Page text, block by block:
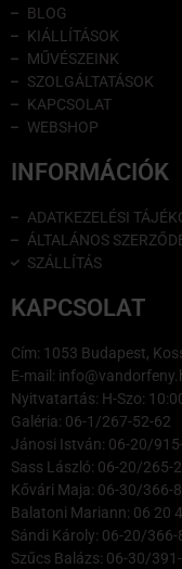
BLOG
KIÁLLÍTÁSOK
MŰVÉSZEINK
SZOLGÁLTATÁSOK
KAPCSOLAT
WEBSHOP
INFORMÁCIÓK
ADATKEZELÉSI
ÁLTALÁNOS
SZÁLLÍTÁS
KAPCSOLAT
Cím: 1053 Budapest,
E-mail:
Nyitvatartás: H-Szo:
Galéria: 06-1/267-52-62
Jánosi István: 06-20/
Sass László: 06-20/265-
Kővári Maja: 06-30/366-
Balatoni Mariann: 06 20
Sándi Károly: 06-20/366-
Szűcs Balázs: 06-30/